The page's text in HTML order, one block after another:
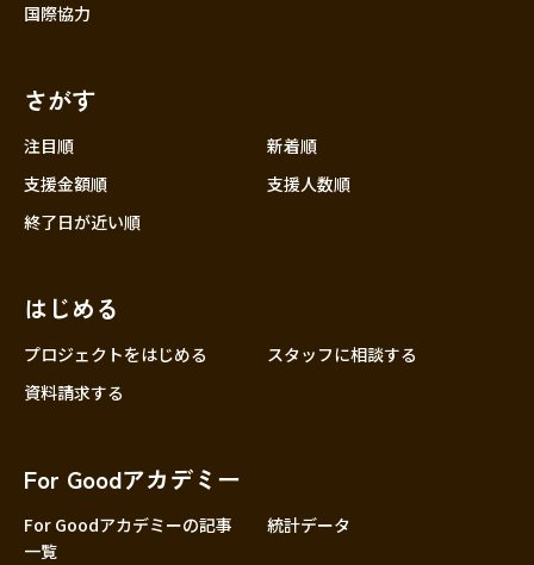
中国
国際協力
さがす
注目順
新着順
支援金額順
支援人数順
終了日が近い順
はじめる
プロジェクトをはじめる
スタッフに相談する
資料請求する
For Goodアカデミー
For Goodアカデミーの記事
一覧
統計データ